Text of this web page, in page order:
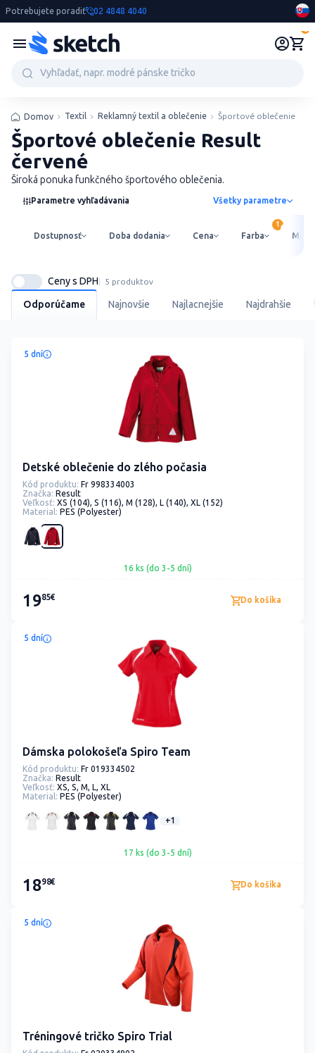
Potrebujete poradiť 02 4848 4040
Domov Textil Reklamný textil a oblečenie Športové oblečenie
Športové oblečenie Result
červené
Široká ponuka funkčného športového oblečenia.
Parametre vyhľadávania Všetky parametre
Dostupnosť Doba dodania Cena Farba
Odporúčame Najnovšie Najlacnejšie Najdrahšie
Ceny s DPH 5 produktov
5 dní
Detské oblečenie do zlého počasia
Kód produktu: Fr 998334003
Značka: Result
Veľkosť: XS (104), S (116), M (128), L (140), XL (152)
Material: PES (Polyester)
16 ks (do 3-5 dní)
1985€ Do košíka
5 dní
Dámska polokošeľa Spiro Team
Kód produktu: Fr 019334502
Značka: Result
Veľkosť: XS, S, M, L, XL
Material: PES (Polyester)
+1
17 ks (do 3-5 dní)
1898€ Do košíka
5 dní
Tréningové tričko Spiro Trial